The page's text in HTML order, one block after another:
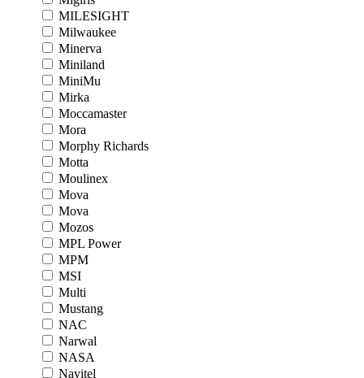
MILESIGHT
Milwaukee
Minerva
Miniland
MiniMu
Mirka
Moccamaster
Mora
Morphy Richards
Motta
Moulinex
Mova
Mova
Mozos
MPL Power
MPM
MSI
Multi
Mustang
NAC
Narwal
NASA
Navitel